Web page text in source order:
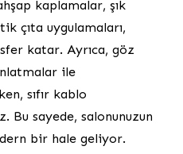
kaplamalar, şık
çıta uygulamaları,
katar. Ayrıca, göz
ile
sıfır kablo
Bu sayede, salonunuzun
bir hale geliyor.